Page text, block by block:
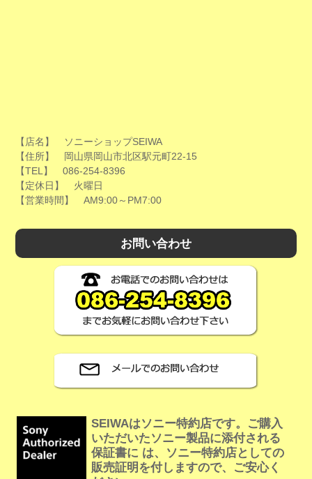
【店名】 ソニーショップSEIWA
【住所】 岡山県岡山市北区駅元町22-15
【TEL】 086-254-8396
【定休日】 火曜日
【営業時間】 AM9:00～PM7:00
お問い合わせ
SEIWAはソニー特約店です。ご購入
いただいたソニー製品に添付される
保証書に は、ソニー特約店としての
販売証明を付しますので、ご安心く